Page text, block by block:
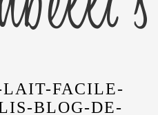
FACILE-
BLOG-DE-